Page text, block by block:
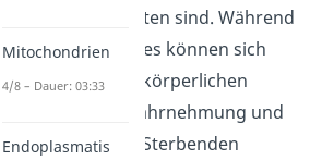
häufig zu beobachten sind. Während
des Sterbeprozesses können sich
beispielsweise die körperlichen
Funktionen, die Wahrnehmung und
das Aussehen des Sterbenden
Mitochondrien
4/8 – Dauer: 03:33
Endoplasmatis